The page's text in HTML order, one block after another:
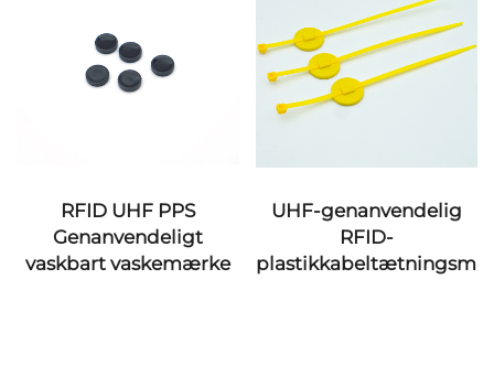
UHF-genanvendelig
RFID-
plastikkabeltætningsmærke
45 × 76 mm RFID-
antenneinlay,
standardkortstørrelse